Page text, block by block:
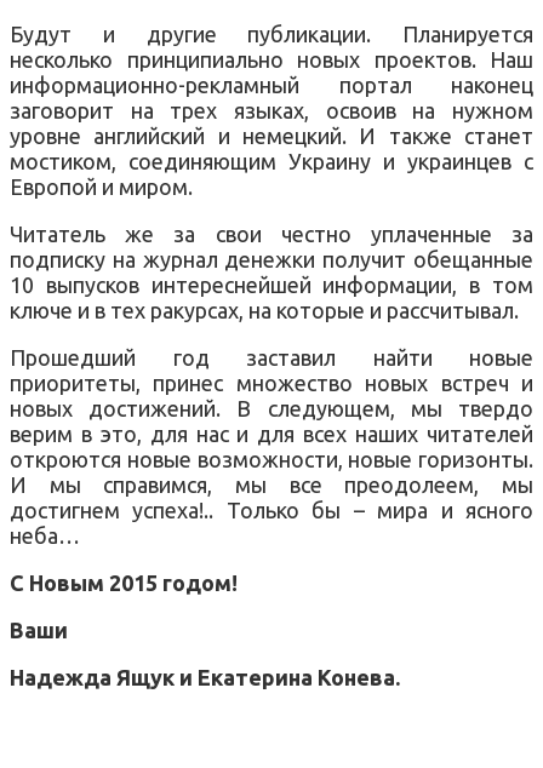
Будут и другие публикации. Планируется
несколько принципиально новых проектов. Наш
информационно-рекламный портал наконец
заговорит на трех языках, освоив на нужном
уровне английский и немецкий. И также станет
мостиком, соединяющим Украину и украинцев с
Европой и миром.
Читатель же за свои честно уплаченные за
подписку на журнал денежки получит обещанные
10 выпусков интереснейшей информации, в том
ключе и в тех ракурсах, на которые и рассчитывал.
Прошедший год заставил найти новые
приоритеты, принес множество новых встреч и
новых достижений. В следующем, мы твердо
верим в это, для нас и для всех наших читателей
откроются новые возможности, новые горизонты.
И мы справимся, мы все преодолеем, мы
достигнем успеха!.. Только бы – мира и ясного
неба…
С Новым 2015 годом!
Ваши
Надежда Ящук и Екатерина Конева.